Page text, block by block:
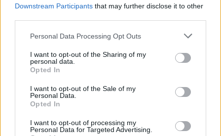
Downstream Participants that may further disclose it to other
Please note that this website/app uses one or more Google
not limited to your visit or usage behaviour. You may click to
grant or deny consent to Google and its third-party tags to
use your data for below specified purposes in below Google
consent section.
Personal Data Processing Opt Outs
I want to opt-out of the Sharing of my
personal data.
Opted In
I want to opt-out of the Sale of my
Personal Data.
Opted In
I want to opt-out of processing my
Personal Data for Targeted Advertising.
Continua a leggere